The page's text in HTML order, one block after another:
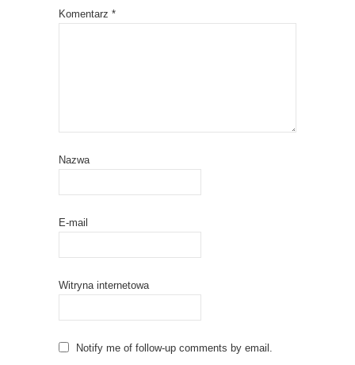
Komentarz *
Nazwa
E-mail
Witryna internetowa
Notify me of follow-up comments by email.